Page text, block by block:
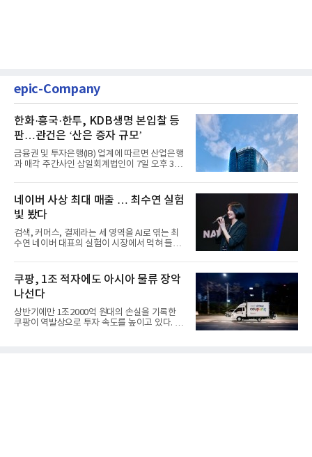
epic-Company
한화·흥국·한투, KDB생명 본입찰 등
판…관건은 ‘산은 증자 규모’
금융권 및 투자은행(IB) 업계에 따르면 산업은행
과 매각 주간사인 삼일회계법인이 7일 오후 3시
네이버 사상 최대 매출 … 최수연 실험
빛 봤다
검색, 커머스, 결제라는 세 영역을 AI로 엮는 최
수연 네이버 대표의 실험이 시장에서 먹혀 들어
쿠팡, 1조 적자에도 아시아 물류 장악
나선다
상반기에만 1조2000억 원대의 손실을 기록한
쿠팡이 역발상으로 투자 속도를 높이고 있다. 이